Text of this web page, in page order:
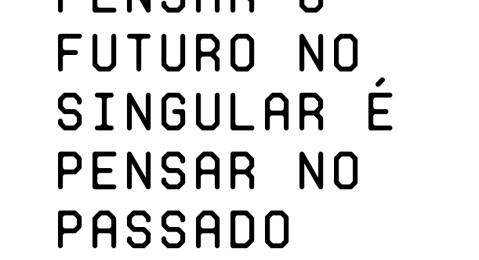
futuro no
singular é
pensar no
passado